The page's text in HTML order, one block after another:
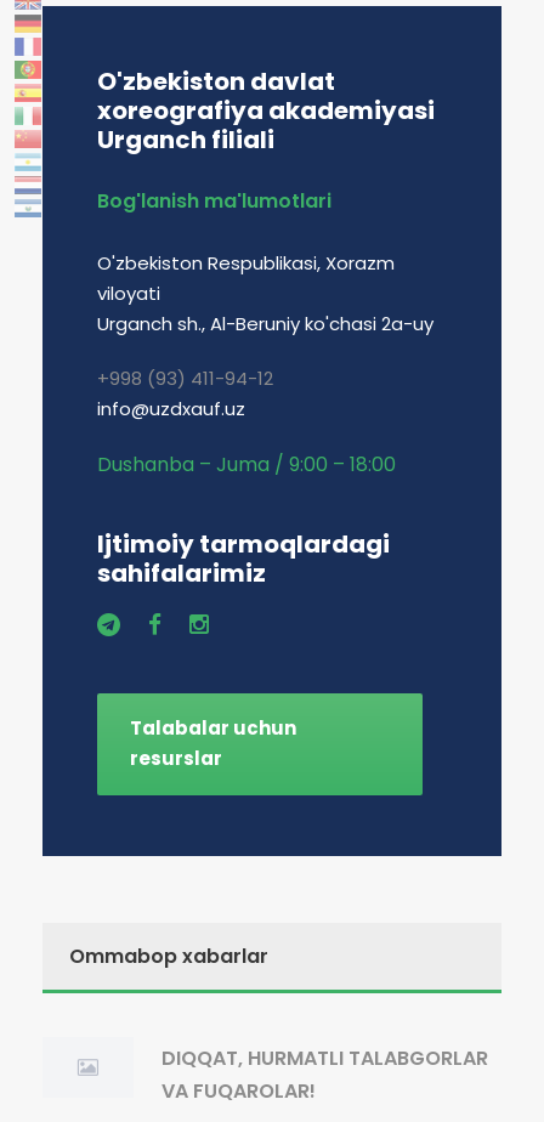
O'zbekiston davlat
xoreografiya akademiyasi
Urganch filiali
Bog'lanish ma'lumotlari
O'zbekiston Respublikasi, Xorazm
viloyati
Urganch sh., Al-Beruniy ko'chasi 2a-uy
+998 (93) 411-94-12
info@uzdxauf.uz
Dushanba – Juma / 9:00 – 18:00
Ijtimoiy tarmoqlardagi
sahifalarimiz
Talabalar uchun
resurslar
Ommabop xabarlar
DIQQAT, HURMATLI TALABGORLAR
VA FUQAROLAR!